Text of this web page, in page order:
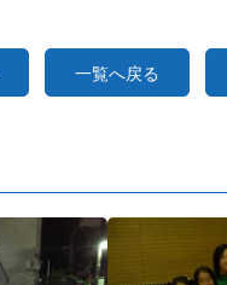
一覧へ戻る